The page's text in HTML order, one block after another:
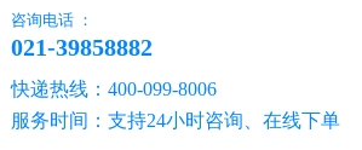
咨询电话 ：
021-39858882
快递热线：400-099-8006
服务时间：支持24小时咨询、在线下单